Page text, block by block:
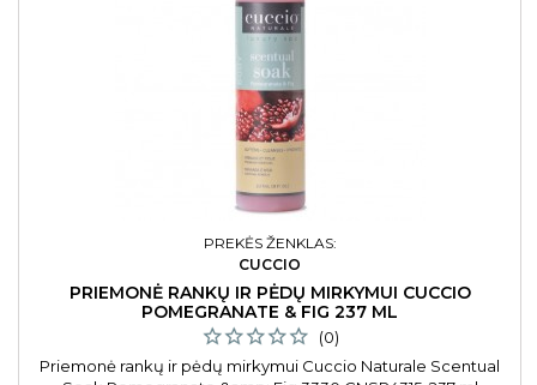
PREKĖS ŽENKLAS:
CUCCIO
PRIEMONĖ RANKŲ IR PĖDŲ MIRKYMUI CUCCIO
POMEGRANATE & FIG 237 ML
(0)
Priemonė rankų ir pėdų mirkymui Cuccio Naturale Scentual